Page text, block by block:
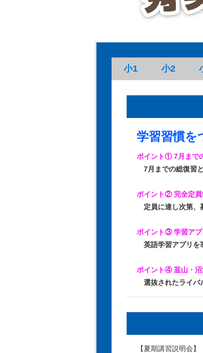
小1 小2
学習習慣を
ポイント① 7月まで
7月までの総復習
ポイント② 完全定員
定員に達し次第、
ポイント③ 学習アプ
英語学習アプリを
ポイント④ 韮山・沼
選抜されたライバ
【夏期講習説明会】